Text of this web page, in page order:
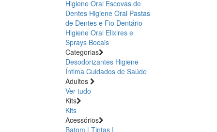
Higiene Oral Escovas de
Dentes Higiene Oral Pastas
de Dentes e Fio Dentário
Higiene Oral Elixires e
Sprays Bocais
Categorias
Desodorizantes Higiene
Íntima Cuidados de Saúde
Adultos
Ver tudo
Kits
Kits
Acessórios
Batom | Tintas |